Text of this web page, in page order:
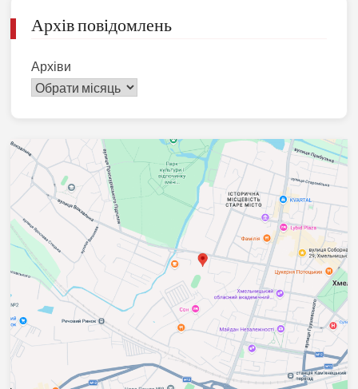
Архів повідомлень
Архіви